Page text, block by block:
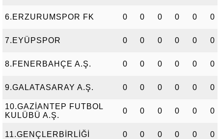
6.ERZURUMSPOR FK 0 0 0 0 0 0
7.EYÜPSPOR 0 0 0 0 0 0
8.FENERBAHÇE A.Ş. 0 0 0 0 0 0
9.GALATASARAY A.Ş. 0 0 0 0 0 0
10.GAZİANTEP FUTBOL
KULÜBÜ A.Ş.
0 0 0 0 0 0
11.GENÇLERBİRLİĞİ 0 0 0 0 0 0